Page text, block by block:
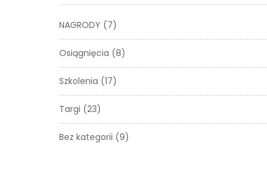
NAGRODY (7)
Osiągnięcia (8)
Szkolenia (17)
Targi (23)
Bez kategorii (9)